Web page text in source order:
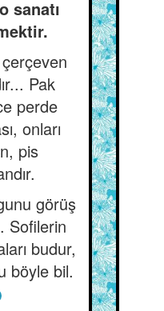
sanatı
Pak
perde
onları
pis
görüş
Sofilerin
budur,
böyle bil.